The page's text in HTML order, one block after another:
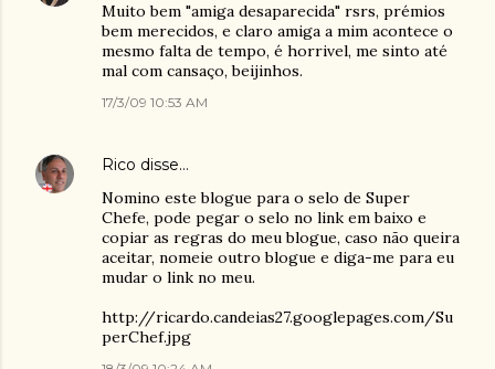
Muito bem "amiga desaparecida" rsrs, prémios
bem merecidos, e claro amiga a mim acontece o
mesmo falta de tempo, é horrivel, me sinto até
mal com cansaço, beijinhos.
17/3/09 10:53 AM
Rico disse…
Nomino este blogue para o selo de Super
Chefe, pode pegar o selo no link em baixo e
copiar as regras do meu blogue, caso não queira
aceitar, nomeie outro blogue e diga-me para eu
mudar o link no meu.
http://ricardo.candeias27.googlepages.com/Su
perChef.jpg